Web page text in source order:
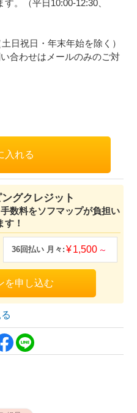
。（平日10:00-12:30、
日祝日・年末年始を除く）
合わせはメールのみのご対
グクレジット
数料をソフマップが負担い
す！
1,500